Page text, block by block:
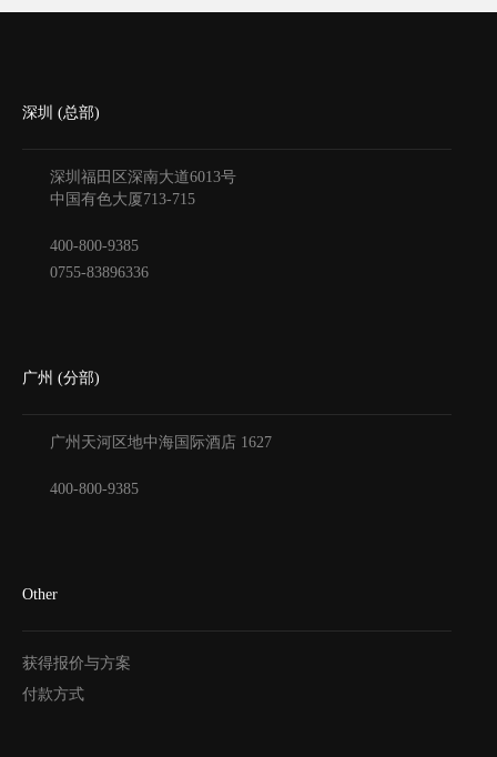
深圳 (总部)
深圳福田区深南大道6013号
中国有色大厦713-715
400-800-9385
0755-83896336
广州 (分部)
广州天河区地中海国际酒店 1627
400-800-9385
Other
获得报价与方案
付款方式